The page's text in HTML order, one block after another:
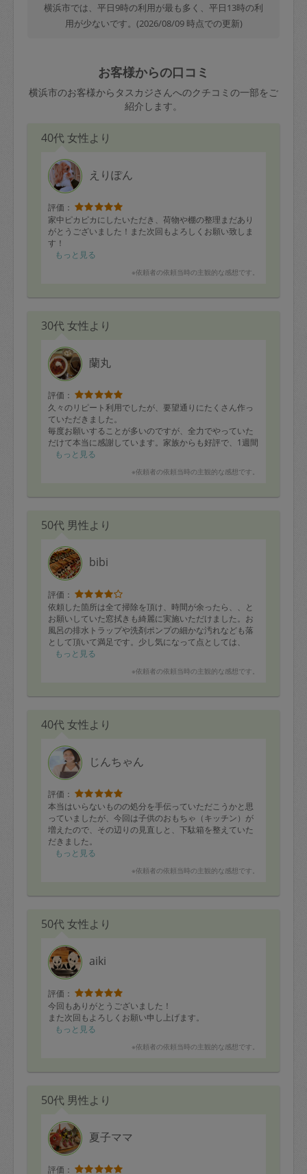
横浜市では、平日9時の利用が最も多く、平日13時の利
用が少ないです。(2026/08/09 時点での更新)
お客様からの口コミ
横浜市のお客様からタスカジさんへのクチコミの一部をご
紹介します。
40代 女性より
えりぽん
評価：
家中ピカピカにしたいただき、荷物や棚の整理まだあり
がとうございました！また次回もよろしくお願い致しま
す！
もっと見る
※依頼者の依頼当時の主観的な感想です。
30代 女性より
蘭丸
評価：
久々のリピート利用でしたが、要望通りにたくさん作っ
ていただきました。
毎度お願いすることが多いのですが、全力でやっていた
だけて本当に感謝しています。家族からも好評で、1週間
分のごはんを見てしあわせな気持ちになりました。
もっと見る
※依頼者の依頼当時の主観的な感想です。
50代 男性より
bibi
評価：
依頼した箇所は全て掃除を頂け、時間が余ったら、、と
お願いしていた窓拭きも綺麗に実施いただけました。お
風呂の排水トラップや洗剤ポンプの細かな汚れなども落
として頂いて満足です。少し気になって点としては、
・これまでお願いしていた方は実施してくれていた、お
・お手洗いの水栓周りの埃拭き取りがなかった
思います！ありがとうございました
もっと見る
※依頼者の依頼当時の主観的な感想です。
40代 女性より
じんちゃん
評価：
本当はいらないものの処分を手伝っていただこうかと思
っていましたが、今回は子供のおもちゃ（キッチン）が
増えたので、その辺りの見直しと、下駄箱を整えていた
だきました。
前からやらなきゃと思っていた詰め込み下駄箱がスッキ
日程変更なども臨機応変に対応してくださり、いつも助
もっと見る
※依頼者の依頼当時の主観的な感想です。
50代 女性より
aiki
評価：
今回もありがとうございました！
また次回もよろしくお願い申し上げます。
もっと見る
※依頼者の依頼当時の主観的な感想です。
50代 男性より
夏子ママ
評価：